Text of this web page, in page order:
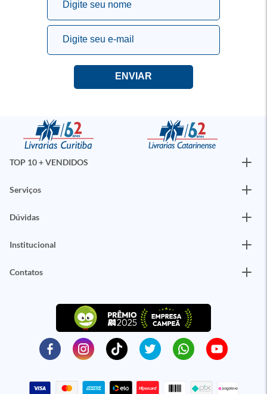
TOP 10 + VENDIDOS
Serviços
Dúvidas
Institucional
Contatos